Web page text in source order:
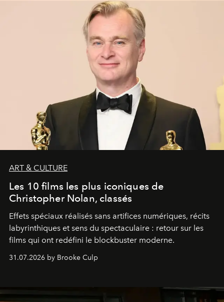
ART & CULTURE
Les 10 films les plus iconiques de
Christopher Nolan, classés
Effets spéciaux réalisés sans artifices numériques, récits
labyrinthiques et sens du spectaculaire : retour sur les
films qui ont redéfini le blockbuster moderne.
31.07.2026 by Brooke Culp